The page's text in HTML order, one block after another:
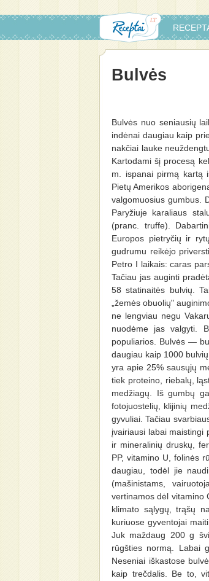
Bulvės
Bulvės nuo seniausių
indėnai daugiau kaip
nakčiai lauke
Kartodami šį procesą
m. ispanai pirmą kartą
Pietų Amerikos
valgomuosius gumbus.
Paryžiuje karaliaus
(pranc. truffe).
Europos pietryčių ir
gudrumu reikėjo
Petro I laikais: caras
Tačiau jas auginti
58 statinaitės bulvių.
„žemės obuolių"
ne lengviau negu
nuodėme jas valgyti.
populiarios. Bulvės —
daugiau kaip 1000
yra apie 25% sausųjų
tiek proteino, riebalų,
medžiagų. Iš gumbų
fotojuostelių, klijinių
gyvuliai. Tačiau
įvairiausi labai maistingi
ir mineralinių druskų,
PP, vitamino U, folinės
daugiau, todėl jie
(mašinistams,
vertinamos dėl vitamino
klimato sąlygų, trąšų
kuriuose gyventojai
Juk maždaug 200 g
rūgšties normą. Labai
Neseniai iškastose
kaip trečdalis. Be to,